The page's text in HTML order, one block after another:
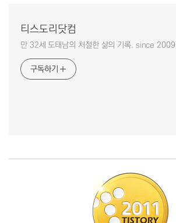
티스도리닷컴
만 32세 도태남의 처절한 삶의 기록. since 2009
구독하기